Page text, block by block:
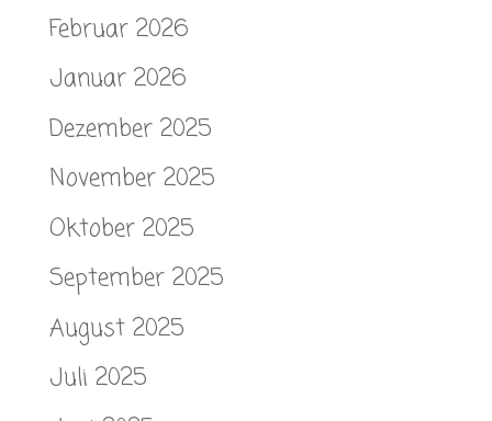
Februar 2026
Januar 2026
Dezember 2025
November 2025
Oktober 2025
September 2025
August 2025
Juli 2025